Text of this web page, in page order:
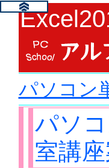
パソコン
パソ
室講座